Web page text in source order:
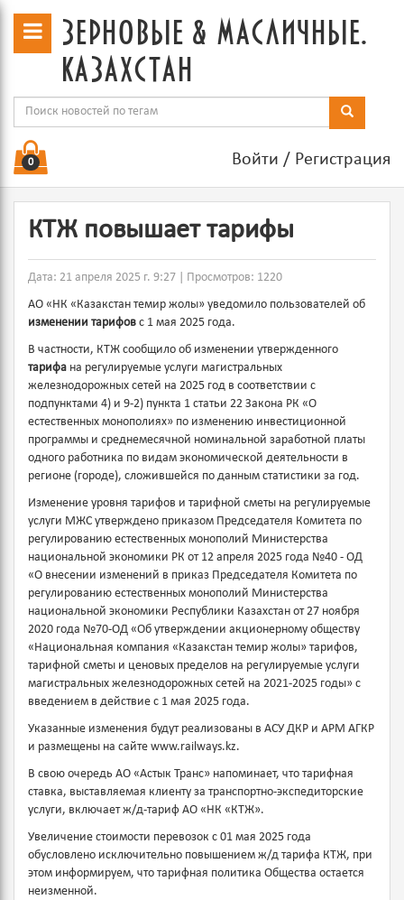
зерновые & масличные.
казахстан
Войти / Регистрация
0
КТЖ повышает тарифы
Дата: 21 апреля 2025 г. 9:27 | Просмотров: 1220
АО «НК «Казакстан темир жолы» уведомило пользователей об
изменении тарифов с 1 мая 2025 года.
В частности, КТЖ сообщило об изменении утвержденного
тарифа на регулируемые услуги магистральных
железнодорожных сетей на 2025 год в соответствии с
подпунктами 4) и 9-2) пункта 1 статьи 22 Закона РК «О
естественных монополиях» по изменению инвестиционной
программы и среднемесячной номинальной заработной платы
одного работника по видам экономической деятельности в
регионе (городе), сложившейся по данным статистики за год.
Изменение уровня тарифов и тарифной сметы на регулируемые
услуги МЖС утверждено приказом Председателя Комитета по
регулированию естественных монополий Министерства
национальной экономики РК от 12 апреля 2025 года №40 - ОД
«О внесении изменений в приказ Председателя Комитета по
регулированию естественных монополий Министерства
национальной экономики Республики Казахстан от 27 ноября
2020 года №70-ОД «Об утверждении акционерному обществу
«Национальная компания «Казакстан темир жолы» тарифов,
тарифной сметы и ценовых пределов на регулируемые услуги
магистральных железнодорожных сетей на 2021-2025 годы» с
введением в действие с 1 мая 2025 года.
Указанные изменения будут реализованы в АСУ ДКР и АРМ АГКР
и размещены на сайте www.railways.kz.
В свою очередь АО «Астык Транс» напоминает, что тарифная
ставка, выставляемая клиенту за транспортно-экспедиторские
услуги, включает ж/д-тариф АО «НК «КТЖ».
Увеличение стоимости перевозок с 01 мая 2025 года
обусловлено исключительно повышением ж/д тарифа КТЖ, при
этом информируем, что тарифная политика Общества остается
неизменной.